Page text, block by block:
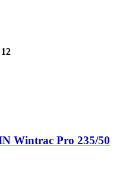
Wintrac Pro 235/50